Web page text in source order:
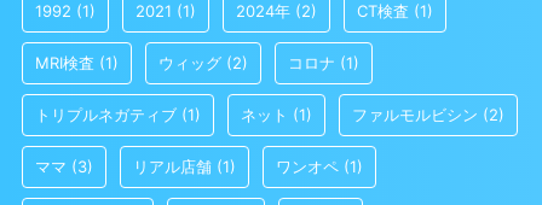
1992 (1) 2021 (1) 2024年 (2) CT検査 (1)
MRI検査 (1) ウィッグ (2) コロナ (1)
トリプルネガティブ (1) ネット (1) ファルモルビシン (2)
ママ (3) リアル店舗 (1) ワンオペ (1)